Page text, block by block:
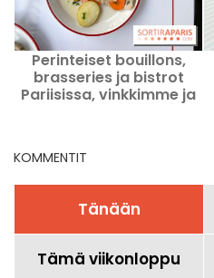
Perinteiset bouillons,
brasseries ja bistrot
Pariisissa, vinkkimme ja
KOMMENTIT
Tänään
Tämä viikonloppu